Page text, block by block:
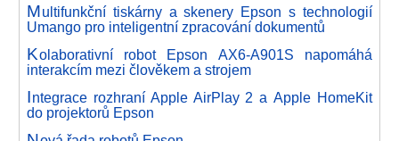
Multifunkční tiskárny a skenery Epson s technologií
Umango pro inteligentní zpracování dokumentů
Kolaborativní robot Epson AX6-A901S napomáhá
interakcím mezi člověkem a strojem
Integrace rozhraní Apple AirPlay 2 a Apple HomeKit
do projektorů Epson